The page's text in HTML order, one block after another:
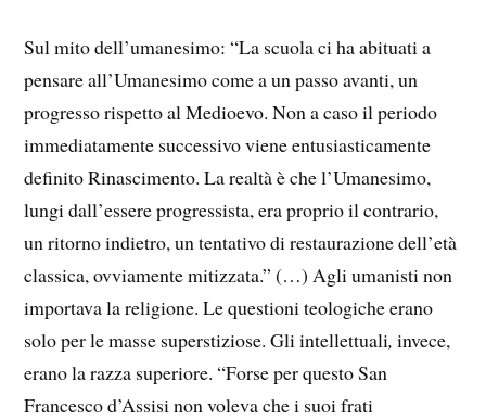
Sul mito dell’umanesimo: “La scuola ci ha abituati a
pensare all’Umanesimo come a un passo avanti, un
progresso rispetto al Medioevo. Non a caso il periodo
immediatamente successivo viene entusiasticamente
definito Rinascimento. La realtà è che l’Umanesimo,
lungi dall’essere progressista, era proprio il contrario,
un ritorno indietro, un tentativo di restaurazione dell’età
classica, ovviamente mitizzata.” (…) Agli umanisti non
importava la religione. Le questioni teologiche erano
solo per le masse superstiziose. Gli intellettuali, invece,
erano la razza superiore. “Forse per questo San
Francesco d’Assisi non voleva che i suoi frati